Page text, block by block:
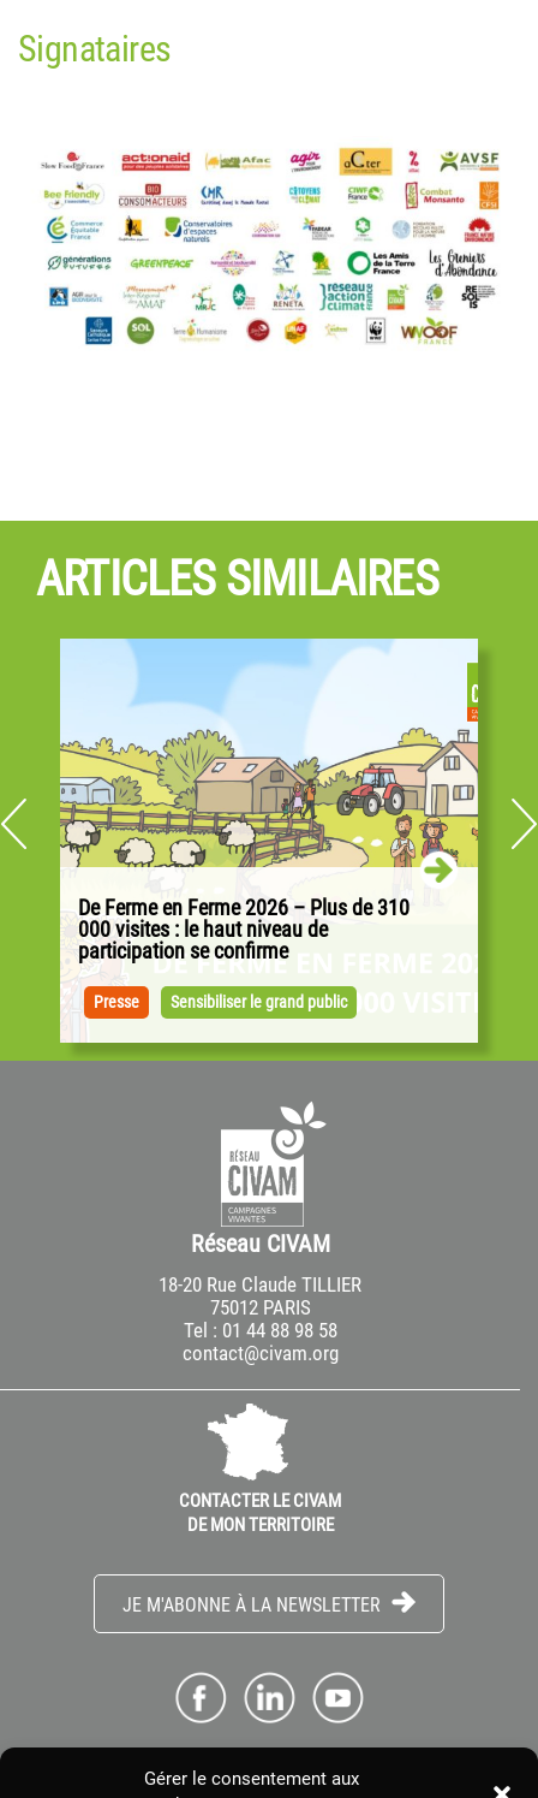
Gérer le consentement aux
Signataires
ARTICLES SIMILAIRES
De Ferme en Ferme 2026 – Plus de 310
000 visites : le haut niveau de
participation se confirme
Alors que l’alimentation, la souveraineté
alimentaire et la transition agricole occupent
une place importante dans le débat sociétal...
Presse Sensibiliser le grand public
Réseau CIVAM
18-20 Rue Claude TILLIER
75012 PARIS
Tel : 01 44 88 98 58
contact@civam.org
CONTACTER LE CIVAM
DE MON TERRITOIRE
JE M'ABONNE À LA NEWSLETTER
ME CONNECTER